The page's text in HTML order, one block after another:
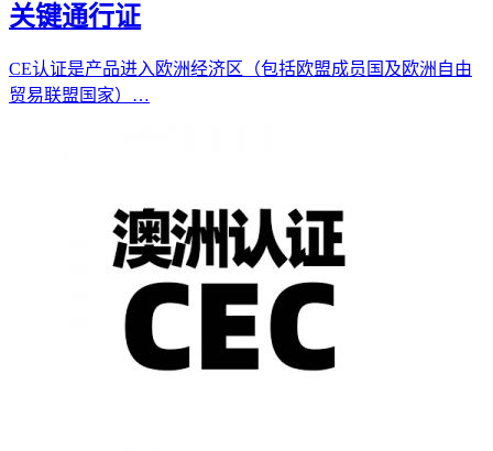
关键通行证
CE认证是产品进入欧洲经济区（包括欧盟成员国及欧洲自由
贸易联盟国家）…